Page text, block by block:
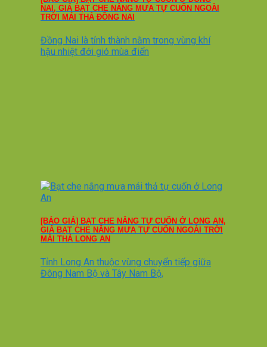
NAI, GIÁ BẠT CHE NẮNG MƯA TỰ CUỐN NGOÀI
TRỜI MÁI THẢ ĐỒNG NAI
Đồng Nai là tỉnh thành nằm trong vùng khí
hậu nhiệt đới gió mùa điển
[BÁO GIÁ] BẠT CHE NẮNG TỰ CUỐN Ở LONG AN,
GIÁ BẠT CHE NẮNG MƯA TỰ CUỐN NGOÀI TRỜI
MÁI THẢ LONG AN
Tỉnh Long An thuộc vùng chuyển tiếp giữa
Đông Nam Bộ và Tây Nam Bộ,